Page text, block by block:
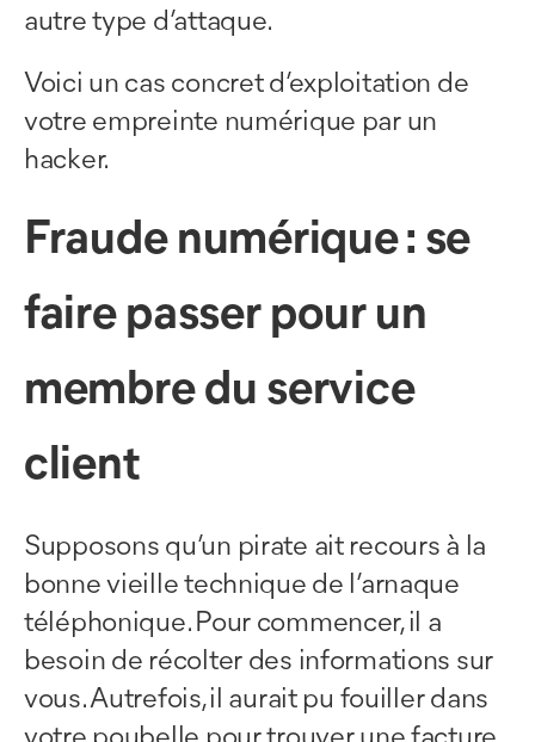
autre type d’attaque.
Voici un cas concret d’exploitation de
votre empreinte numérique par un
hacker.
Fraude numérique : se
faire passer pour un
membre du service
client
Supposons qu’un pirate ait recours à la
bonne vieille technique de l’arnaque
téléphonique. Pour commencer, il a
besoin de récolter des informations sur
vous. Autrefois, il aurait pu fouiller dans